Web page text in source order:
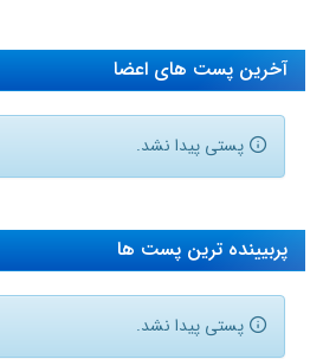
آخرین پست های اعضا
پستی پیدا نشد.
پربیینده ترین پست ها
پستی پیدا نشد.